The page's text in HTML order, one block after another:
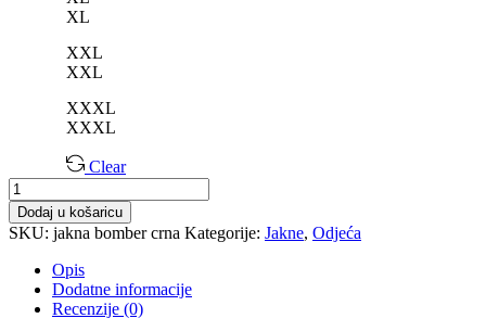
XL
XXL
XXL
XXXL
XXXL
Clear
Jakna
Bomber
količina
Dodaj u košaricu
SKU: jakna bomber crna Kategorije: Jakne, Odjeća
Opis
Dodatne informacije
Recenzije (0)